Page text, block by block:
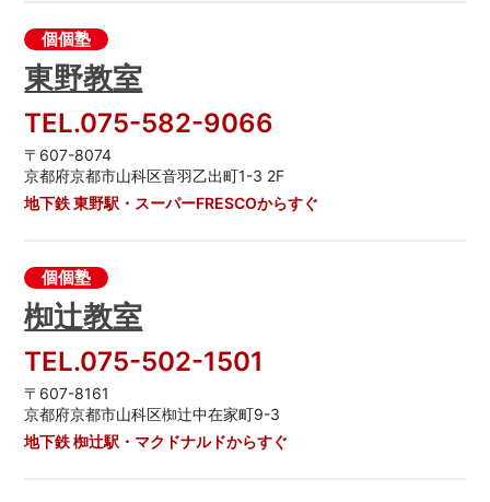
個個塾
東野教室
TEL.075-582-9066
〒607-8074
京都府京都市山科区音羽乙出町1-3 2F
地下鉄 東野駅・スーパーFRESCOからすぐ
個個塾
椥辻教室
TEL.075-502-1501
〒607-8161
京都府京都市山科区椥辻中在家町9-3
地下鉄 椥辻駅・マクドナルドからすぐ